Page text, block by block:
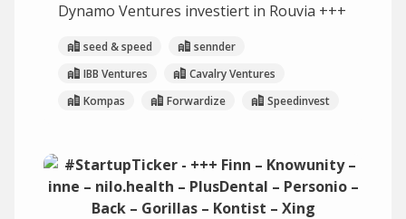
Dynamo Ventures investiert in Rouvia +++
seed & speed
sennder
IBB Ventures
Cavalry Ventures
Kompas
Forwardize Speedinvest